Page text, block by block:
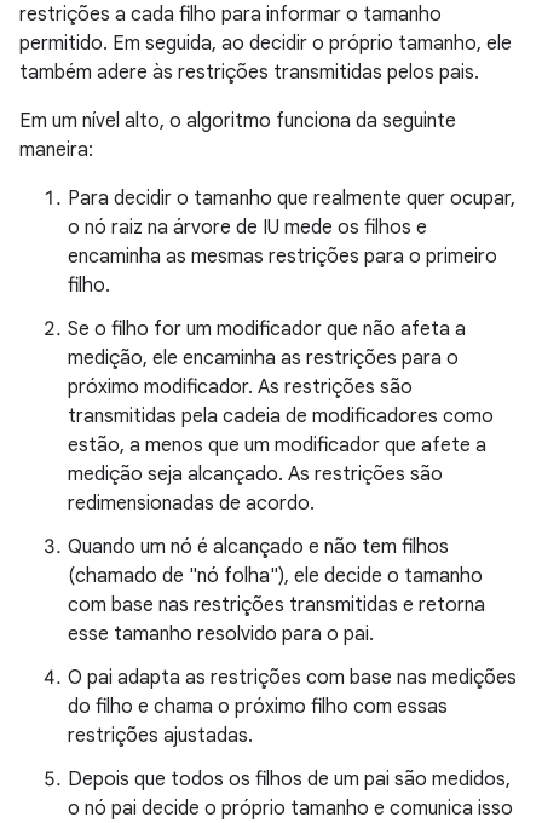
restrições a cada filho para informar o tamanho
permitido. Em seguida, ao decidir o próprio tamanho, ele
também adere às restrições transmitidas pelos pais.
Em um nível alto, o algoritmo funciona da seguinte
maneira:
Para decidir o tamanho que realmente quer ocupar,
o nó raiz na árvore de IU mede os filhos e
encaminha as mesmas restrições para o primeiro
filho.
Se o filho for um modificador que não afeta a
medição, ele encaminha as restrições para o
próximo modificador. As restrições são
transmitidas pela cadeia de modificadores como
estão, a menos que um modificador que afete a
medição seja alcançado. As restrições são
redimensionadas de acordo.
Quando um nó é alcançado e não tem filhos
(chamado de "nó folha"), ele decide o tamanho
com base nas restrições transmitidas e retorna
esse tamanho resolvido para o pai.
O pai adapta as restrições com base nas medições
do filho e chama o próximo filho com essas
restrições ajustadas.
Depois que todos os filhos de um pai são medidos,
o nó pai decide o próprio tamanho e comunica isso